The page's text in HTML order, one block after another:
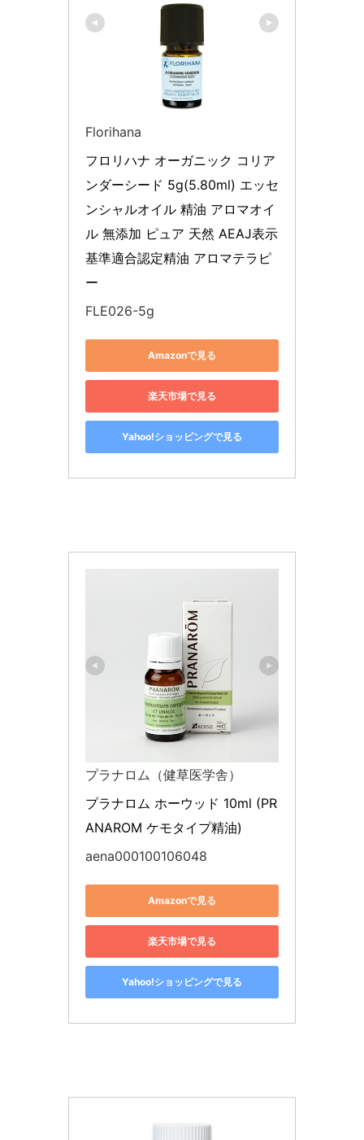
Florihana
フロリハナ オーガニック コリア
ンダーシード 5g(5.80ml) エッセ
ンシャルオイル 精油 アロマオイ
ル 無添加 ピュア 天然 AEAJ表示
基準適合認定精油 アロマテラピ
ー
FLE026-5g
Amazonで見る
楽天市場で見る
Yahoo!ショッピングで見る
プラナロム（健草医学舎）
プラナロム ホーウッド 10ml (PR
ANAROM ケモタイプ精油)
aena000100106048
Amazonで見る
楽天市場で見る
Yahoo!ショッピングで見る